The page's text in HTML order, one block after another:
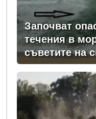
Започват
течения в
съветите на